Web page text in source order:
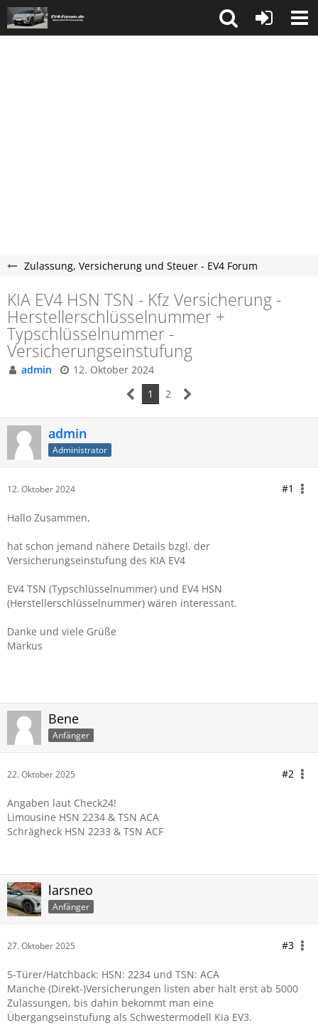
Zulassung, Versicherung und Steuer - EV4 Forum
KIA EV4 HSN TSN - Kfz Versicherung -
Herstellerschlüsselnummer +
Typschlüsselnummer -
Versicherungseinstufung
admin
12. Oktober 2024
1
2
admin
Administrator
12. Oktober 2024 #1
Hallo Zusammen,
hat schon jemand nähere Details bzgl. der
Versicherungseinstufung des KIA EV4
EV4 TSN (Typschlüsselnummer) und EV4 HSN
(Herstellerschlüsselnummer) wären interessant.
Danke und viele Grüße
Markus
Bene
Anfänger
22. Oktober 2025 #2
Angaben laut Check24!
Limousine HSN 2234 & TSN ACA
Schrägheck HSN 2233 & TSN ACF
larsneo
Anfänger
27. Oktober 2025 #3
5-Türer/Hatchback: HSN: 2234 und TSN: ACA
Manche (Direkt-)Versicherungen listen aber halt erst ab 5000
Zulassungen, bis dahin bekommt man eine
Übergangseinstufung als Schwestermodell Kia EV3.